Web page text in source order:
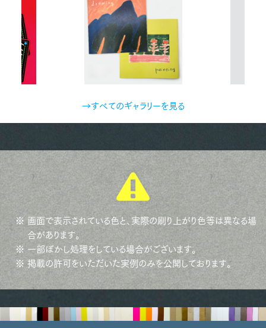
→すべてのギャラリーを見る
※ 画面で表示されている色と、実際の刷り上がり色等は異なる場
合があります。
※ 一部ぼかし処理をしている場合がございます。
※ 掲載の許可をいただいた実例のみを公開しております。